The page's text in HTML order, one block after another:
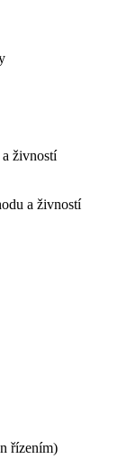
živností
a živností
řízením)